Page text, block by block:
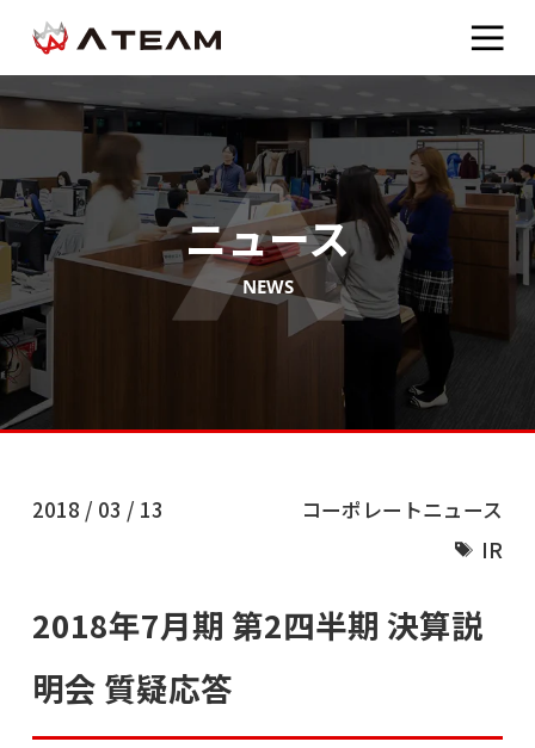
ニュース
NEWS
2018 / 03 / 13
コーポレートニュース
IR
2018年7月期 第2四半期 決算説
明会 質疑応答